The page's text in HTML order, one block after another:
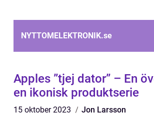
NYTTOMELEKTRONIK.se
Apples ”tjej dator” – En
en ikonisk produktserie
15 oktober 2023 Jon Larsson